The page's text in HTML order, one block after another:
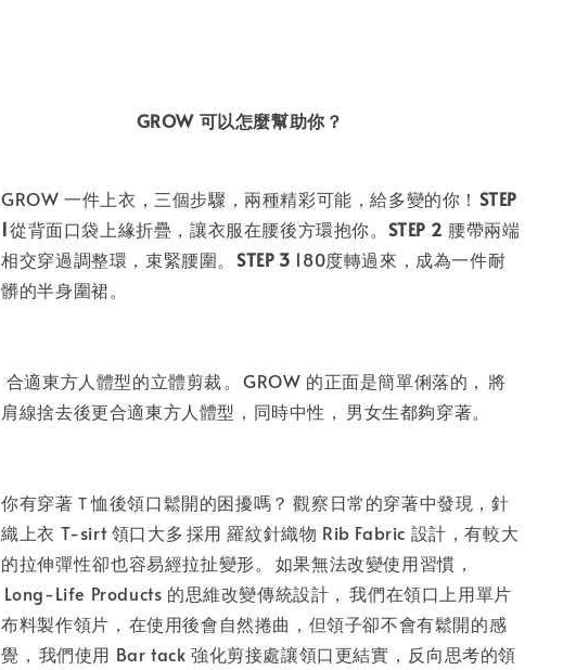
GROW 可以怎麼幫助你？
GROW 一件上衣，三個步驟，兩種精彩可能，給多變的你！ ⁣STEP
1⁣⁣從背面口袋上緣折疊，讓衣服在腰後方環抱你。 STEP 2 ⁣⁣腰帶兩端
相交穿過調整環，束緊腰圍。⁣⁣STEP 3 180度轉過來，成為一件耐
髒的半身圍裙。⁣⁣
合適東方人體型的立體剪裁⁣⁣。⁣⁣GROW 的正面是簡單俐落的，⁣⁣⁣⁣將
肩線捨去後更合適東方人體型，同時中性，⁣⁣⁣⁣男女生都夠穿著。
你有穿著Ｔ恤後領口鬆開的困擾嗎？⁣⁣⁣⁣⁣⁣觀察日常的穿著中發現，針
織上衣 T-sirt 領口大多⁣⁣⁣⁣採用 羅紋針織物 Rib Fabric 設計，有較大
的拉伸彈性⁣⁣卻也容易經拉扯變形。⁣⁣⁣⁣如果無法改變使用習慣，
⁣⁣⁣⁣Long-Life Products 的思維改變傳統設計，⁣⁣⁣⁣我們在領口上用單片
布料製作領片，⁣⁣在使用後會自然捲曲，但領子卻不會有鬆開的感
覺，⁣⁣我們使用 Bar tack 強化剪接處讓領口更結實，⁣⁣反向思考的領